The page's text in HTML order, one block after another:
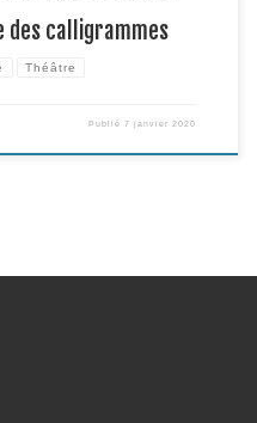
des calligrammes
Théâtre
Publié7 janvier 2020